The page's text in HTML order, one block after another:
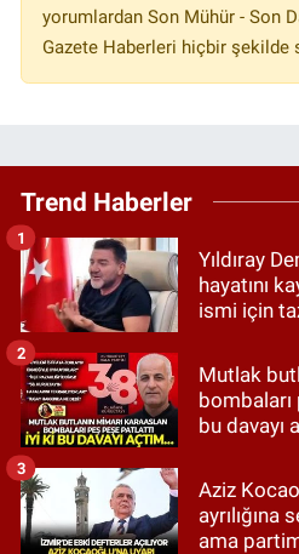
yorumlardan Son Mühür - Son
Gazete Haberleri hiçbir şekilde
Trend Haberler
Yıldıray
hayatını
ismi için
1
Mutlak
bu davayı
2
Aziz
ama
3